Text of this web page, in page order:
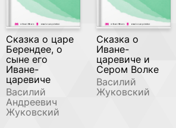
Сказка о царе
Берендее, о
сыне его
Иване-
царевиче
Василий
Андреевич
Жуковский
Сказка о
Иване-
царевиче и
Сером Волке
Василий
Жуковский